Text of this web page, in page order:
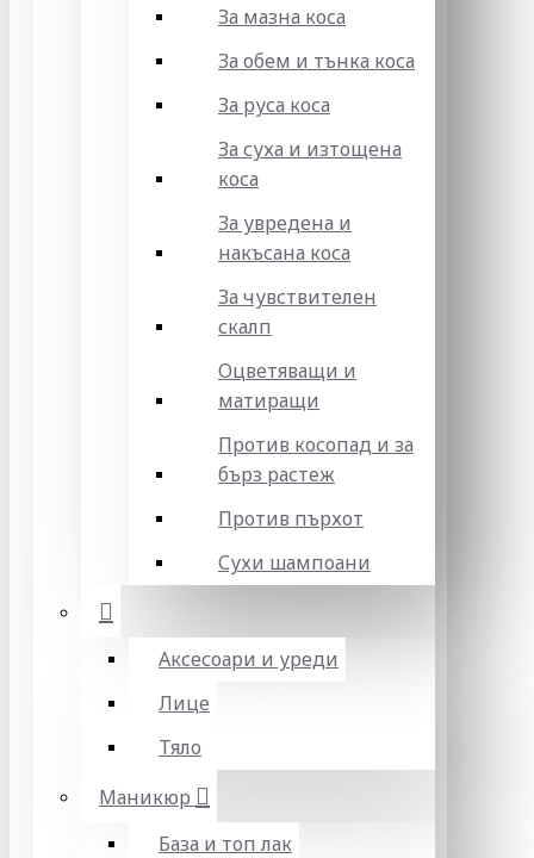
За мазна коса
За обем и тънка коса
За руса коса
За суха и изтощена
коса
За увредена и
накъсана коса
За чувствителен
скалп
Оцветяващи и
матиращи
Против косопад и за
бърз растеж
Против пърхот
Сухи шампоани
Аксесоари и уреди
Лице
Тяло
Маникюр
База и топ лак